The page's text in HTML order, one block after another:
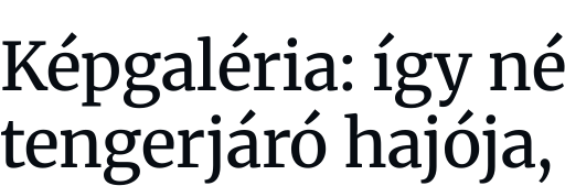
Képgaléria: így
tengerjáró